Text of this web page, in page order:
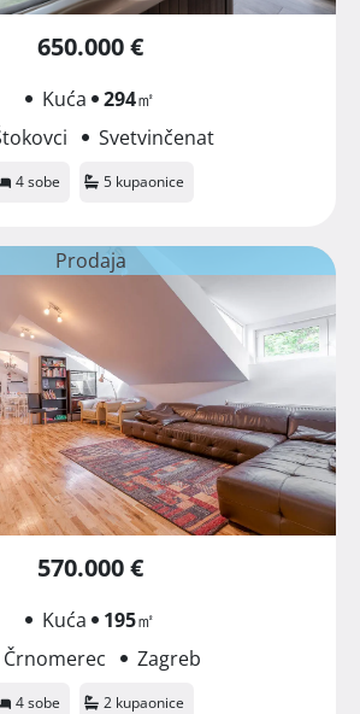
650.000 €
Kuća 294㎡
Svetvinčenat
4 sobe 5 kupaonice
Prodaja
570.000 €
Kuća 195㎡
Črnomerec
Zagreb
4 sobe 2 kupaonice